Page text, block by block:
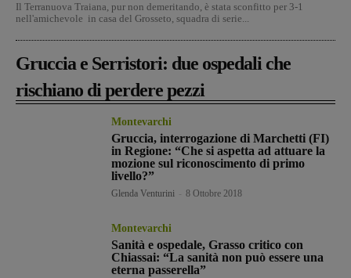
Il Terranuova Traiana, pur non demeritando, è stata sconfitto per 3-1
nell'amichevole in casa del Grosseto, squadra di serie...
Gruccia e Serristori: due ospedali che
rischiano di perdere pezzi
Montevarchi
Gruccia, interrogazione di Marchetti (FI)
in Regione: “Che si aspetta ad attuare la
mozione sul riconoscimento di primo
livello?”
Glenda Venturini 8 Ottobre 2018
Montevarchi
Sanità e ospedale, Grasso critico con
Chiassai: “La sanità non può essere una
eterna passerella”